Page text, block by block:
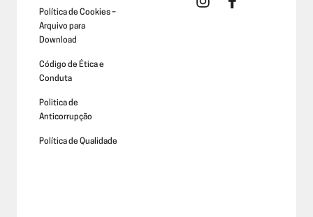
Política de Cookies –
Arquivo para
Download
Código de Ética e
Conduta
Politica de
Anticorrupção
Política de Qualidade